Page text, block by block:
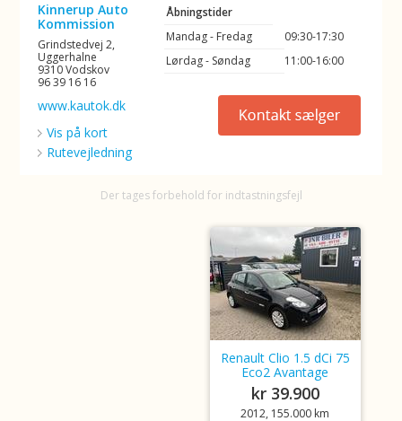
Kinnerup Auto
Kommission
Grindstedvej 2,
Uggerhalne
9310 Vodskov
96 39 16 16
www.kautok.dk
Vis på kort
Rutevejledning
Åbningstider
Mandag - Fredag
09:30-17:30
Lørdag - Søndag
11:00-16:00
Der tages forbehold for indtastningsfejl
Renault Clio 1.5 dCi 75
Eco2 Avantage
kr 39.900
2012, 155.000 km